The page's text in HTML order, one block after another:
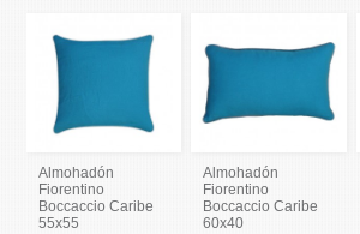
Almohadón
Fiorentino
Boccaccio Caribe
55x55
Almohadón
Fiorentino
Boccaccio Caribe
60x40